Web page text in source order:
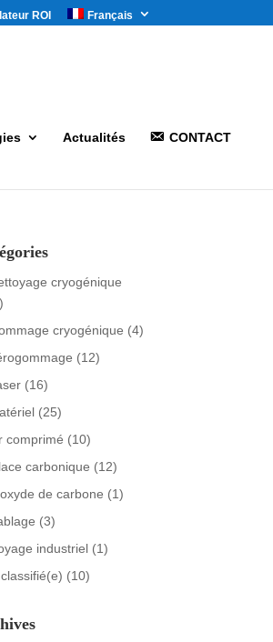
ROI Français
Actualités CONTACT
cryogénique
cryogénique (4)
(12)
(16)
(25)
comprimé (10)
carbonique (12)
de carbone (1)
(3)
industriel (1)
(10)